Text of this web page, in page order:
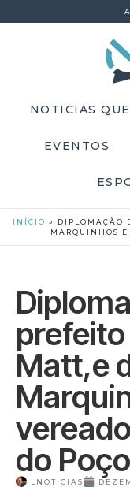
NOTICIAS
EVENTOS
INÍCIO » DIPLOMAÇÃO
MARQUINHOS E
Matt,e
do Poço
LNOTICIAS